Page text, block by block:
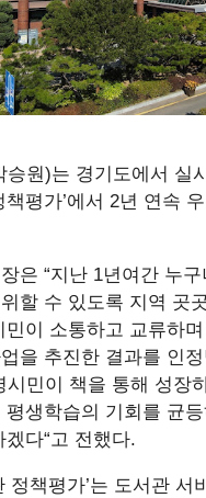
원)는 경기도에서 실
평가’에서 2년 연속
은 “지난 1년여간 누
할 수 있도록 지역 곳
민이 소통하고 교류하
을 추진한 결과를 인
시민이 책을 통해 성장
평생학습의 기회를 균
다“고 전했다.
정책평가’는 도서관 서